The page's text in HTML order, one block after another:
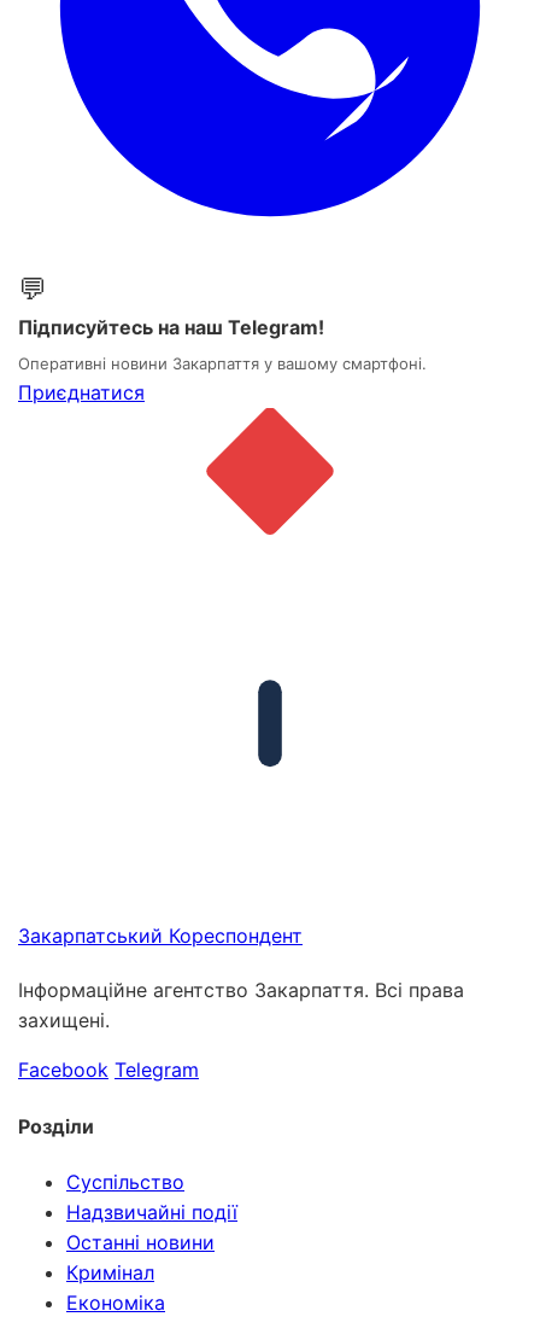
💬
Підписуйтесь на наш Telegram!
Оперативні новини Закарпаття у вашому смартфоні.
Приєднатися
Закарпатський Кореспондент
Інформаційне агентство Закарпаття. Всі права
захищені.
Facebook Telegram
Розділи
Суспільство
Надзвичайні події
Останні новини
Кримінал
Економіка